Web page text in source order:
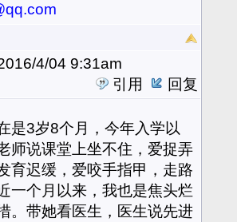
4/04 9:31am
引用
回复
是3岁8个月，今年入学以
师说课堂上坐不住，爱捉弄
育迟缓，爱咬手指甲，走路
一个月以来，我也是焦头烂
。带她看医生，医生说先进